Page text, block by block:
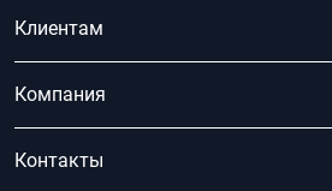
Клиентам
Компания
Контакты